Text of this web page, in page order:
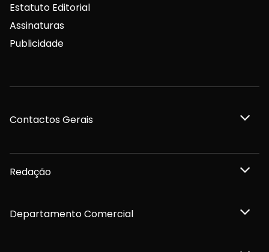
Estatuto Editorial
Assinaturas
Publicidade
Contactos Gerais
Redação
Departamento Comercial